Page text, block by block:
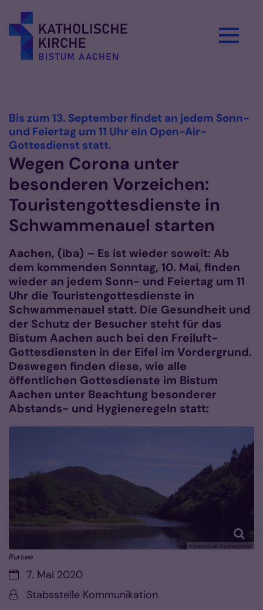
Bis zum 13. September findet an jedem Sonn-
und Feiertag um 11 Uhr ein Open-Air-
Gottesdienst statt.
Wegen Corona unter
besonderen Vorzeichen:
Touristengottesdienste in
Schwammenauel starten
Aachen, (iba) – Es ist wieder soweit: Ab
dem kommenden Sonntag, 10. Mai, finden
wieder an jedem Sonn- und Feiertag um 11
Uhr die Touristengottesdienste in
Schwammenauel statt. Die Gesundheit und
der Schutz der Besucher steht für das
Bistum Aachen auch bei den Freiluft-
Gottesdiensten in der Eifel im Vordergrund.
Deswegen finden diese, wie alle
öffentlichen Gottesdienste im Bistum
Aachen unter Beachtung besonderer
Abstands- und Hygieneregeln statt:
© Manuel van Durme/pixelio
Rursee
Datum:7. Mai 2020
Von:Stabsstelle Kommunikation